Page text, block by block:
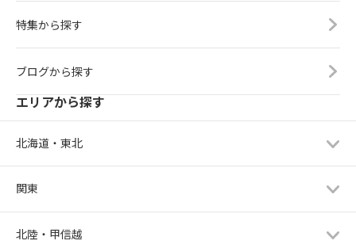
特集から探す
ブログから探す
エリアから探す
北海道・東北
関東
北陸・甲信越